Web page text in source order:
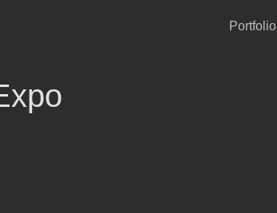
Portfolio